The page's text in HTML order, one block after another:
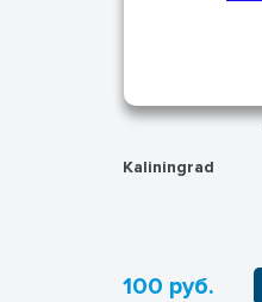
Kaliningrad
100 руб.